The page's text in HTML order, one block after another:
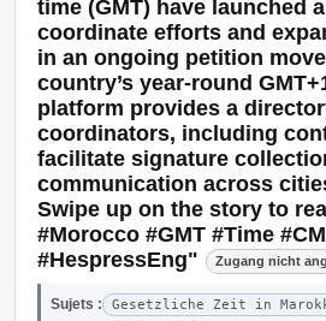
time (GMT) have launched
coordinate efforts and
in an ongoing petition
country’s year-round
platform provides a
coordinators, including
facilitate signature
communication across
Swipe up on the story to
#Morocco #GMT #Time
#HespressEng"
Zugang nicht
Sujets :
Gesetzliche Zeit in